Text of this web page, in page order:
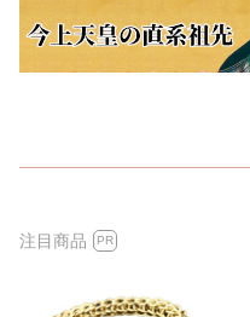
注目商品 PR